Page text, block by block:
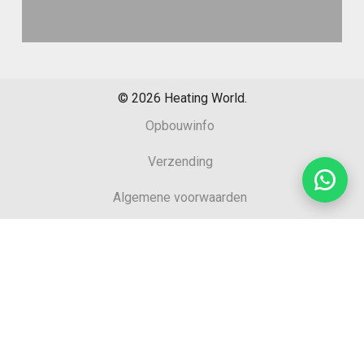
© 2026 Heating World.
Opbouwinfo
Verzending
Algemene voorwaarden